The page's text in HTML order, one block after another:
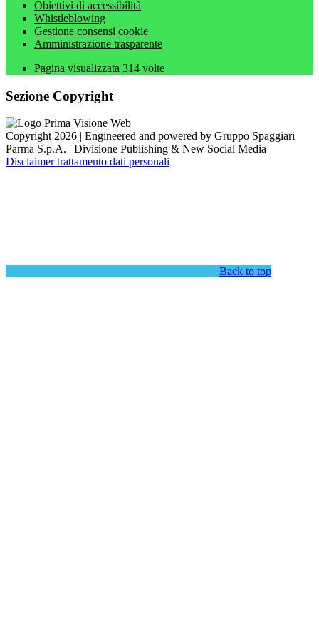
Obiettivi di accessibilità
Whistleblowing
Gestione consensi cookie
Amministrazione trasparente
Pagina visualizzata 314 volte
Sezione Copyright
Copyright 2026 | Engineered and powered by Gruppo Spaggiari
Parma S.p.A. | Divisione Publishing & New Social Media
Disclaimer trattamento dati personali
Back to top